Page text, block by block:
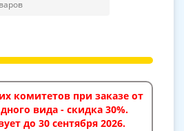
комитетов при заказе от
вида - скидка 30%.
до 30 сентября 2026.